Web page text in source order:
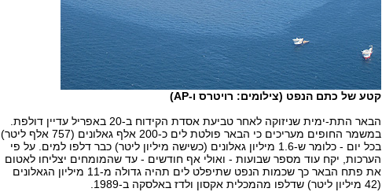
קטע של כתם הנפט (צילומים: רויטרס ו-AP)
הבאר התת-ימית שניזוקה לאחר טביעת אסדת הקידוח ב-20 באפריל עדיין דולפת.
במשמר החופים מעריכים כי הבאר פולטת לים כ-200 אלף גאלונים (757 אלף ליטר)
בכל יום - כלומר ש-1.6 מיליון גאלונים (כשישה מיליון ליטר) כבר דלפו למים. על פי
הערכות, יקח עוד מספר שבועות - ואולי אף חודשים - עד שהמומחים יצליחו לאטום
את פתח הבאר כך שכמות הנפט שתיפלט לים תהיה גדולה מ-11 מיליון הגאלונים
(42 מיליון ליטר) שדלפו מהמכלית אקסון ולדז באלסקה ב-1989.